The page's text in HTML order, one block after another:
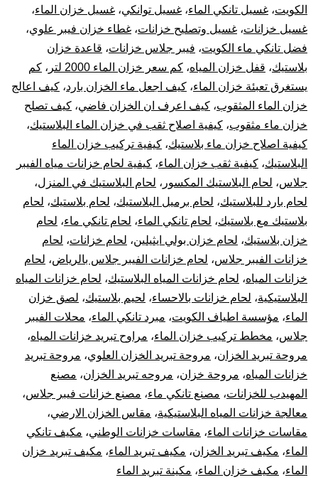
الكويت، غسيل تانكي الماء، غسيل توانكي، غسيل خزان الماء،
غسيل خزانات، غسيل وتصليح خزانات، غطاء خزان فيبر علوي،
فضل تانكي ماء الكويت، فيبر جلاس خزانات، قاعدة خزان
بلاستيك، قفل خزان المياه، كم سعر خزان الماء 2000 لتر ، كم
يستغرق تعبئة خزان الماء، كيف اجعل ماء الخزان بارد، كيف اعالج
خزان الماء المثقوب، كيف اعرف ان الخزان فاضي، كيف تصلح
خزان ماء مثقوب، كيفية اصلاح ثقب في خزان الماء البلاستيك،
كيفية اصلاح خزان ماء بلاستيك، كيفية تركيب خزان الماء
البلاستيك، كيفية ثقب خزان الماء، كيفية لحام خزانات مياه الفيبر
جلاس، لحام البلاستيك المكسور ، لحام البلاستيك في المنزل،
لحام بارد للبلاستيك، لحام برميل البلاستيك، لحام بلاستيك، لحام
بلاستيك مع بلاستيك، لحام تانكي الماء، لحام تانكي ماء، لحام
خزان بلاستيك، لحام خزان بولي ايثيلين، لحام خزانات، لحام
خزانات الفيبر جلاس، لحام خزانات الفيبر جلاس بالرياض، لحام
خزانات المياه، لحام خزانات المياه البلاستيك، لحام خزانات المياه
البلاستيكية، لحام خزانات بالاحساء، لحيم بلاستيك، لصق خزان
الماء، مؤسسة اطياف الكويت، مبرد تانكي الماء، محلات الفيبر
جلاس، مخطط تركيب خزان الماء، مراوح تبريد خزانات المياه،
مروحة تبريد الخزان، مروحة تبريد الخزان العلوي، مروحة تبريد
خزانات المياه، مروحة خزان، مروحه تبريد الخزان، مصنع
المهيدب للخزانات، مصنع تانكي ماء، مصنع خزانات فيبر جلاس،
معالجة خزانات المياه البلاستيكية، مقاس الخزان الارضي،
مقاسات خزانات الماء، مقاسات خزانات الوطني، مكيف تانكي
الماء، مكيف تبريد الخزان، مكيف تبريد الماء، مكيف تبريد خزان
الماء، مكيف خزان الماء، مكينة تبريد الماء